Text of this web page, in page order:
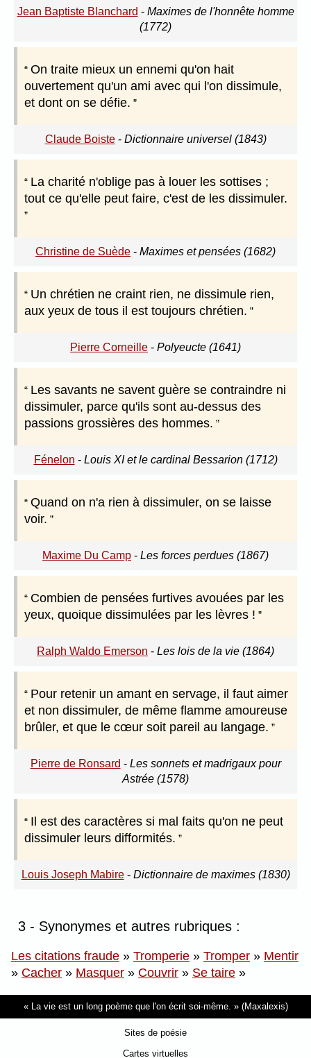
Jean Baptiste Blanchard - Maximes de l'honnête homme
(1772)
On traite mieux un ennemi qu'on hait
ouvertement qu'un ami avec qui l'on dissimule,
et dont on se défie.
Claude Boiste- Dictionnaire universel (1843)
La charité n'oblige pas à louer les sottises ;
tout ce qu'elle peut faire, c'est de les dissimuler.
Christine de Suède - Maximes et pensées (1682)
Un chrétien ne craint rien, ne dissimule rien,
aux yeux de tous il est toujours chrétien.
Pierre Corneille - Polyeucte (1641)
Les savants ne savent guère se contraindre ni
dissimuler, parce qu'ils sont au-dessus des
passions grossières des hommes.
Fénelon - Louis XI et le cardinal Bessarion (1712)
Quand on n'a rien à dissimuler, on se laisse
voir.
Maxime Du Camp - Les forces perdues (1867)
Combien de pensées furtives avouées par les
yeux, quoique dissimulées par les lèvres !
Ralph Waldo Emerson - Les lois de la vie (1864)
Pour retenir un amant en servage, il faut aimer
et non dissimuler, de même flamme amoureuse
brûler, et que le cœur soit pareil au langage.
Pierre de Ronsard - Les sonnets et madrigaux pour
Astrée (1578)
Il est des caractères si mal faits qu'on ne peut
dissimuler leurs difformités.
Louis Joseph Mabire- Dictionnaire de maximes (1830)
3 - Synonymes et autres rubriques :
Les citations fraude » Tromperie » Tromper » Mentir
» Cacher » Masquer » Couvrir » Se taire »
La vie est un long poème que l'on écrit soi-même. (Maxalexis)
Sites de poésie
Cartes virtuelles